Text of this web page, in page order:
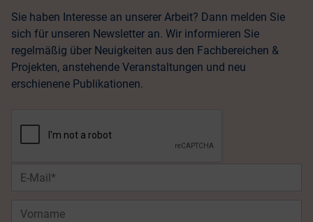
Sie haben Interesse an unserer Arbeit? Dann melden Sie
sich für unseren Newsletter an. Wir informieren Sie
regelmäßig über Neuigkeiten aus den Fachbereichen &
Projekten, anstehende Veranstaltungen und neu
erschienene Publikationen.
E-
Vorname